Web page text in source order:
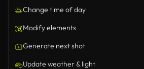
Change time of day
Modify elements
Generate next shot
Update weather & light